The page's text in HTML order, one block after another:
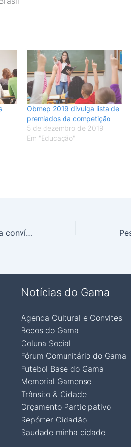
Obmep 2019 divulga lista de
premiados da competição
5 de dezembro de 2019
Em "Educação"
Falta de formação dificulta convívio entre docentes e estudantes, afirma gestor
Notícias do Gama
Agenda Cultural e Convites
Becos do Gama
Coluna Social
Fórum Comunitário do Gama
Futebol Base do Gama
Memorial Gamense
Trânsito & Cidade
Orçamento Participativo
Repórter Cidadão
Saudade minha cidade